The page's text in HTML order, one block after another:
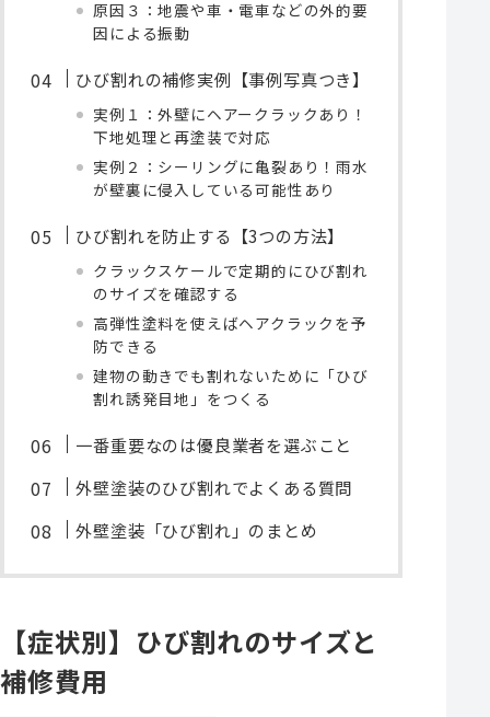
原因３：地震や車・電車などの外的要
因による振動
ひび割れの補修実例【事例写真つき】
実例１：外壁にヘアークラックあり！
下地処理と再塗装で対応
実例２：シーリングに亀裂あり！雨水
が壁裏に侵入している可能性あり
ひび割れを防止する【3つの方法】
クラックスケールで定期的にひび割れ
のサイズを確認する
高弾性塗料を使えばヘアクラックを予
防できる
建物の動きでも割れないために「ひび
割れ誘発目地」をつくる
一番重要なのは優良業者を選ぶこと
外壁塗装のひび割れでよくある質問
外壁塗装「ひび割れ」のまとめ
【症状別】ひび割れのサイズと
補修費用